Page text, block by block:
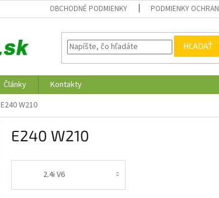
OBCHODNÉ PODMIENKY PODMIENKY
HĽADAŤ
Články
Kontakty
E240 W210
E240 W210
2.4i V6